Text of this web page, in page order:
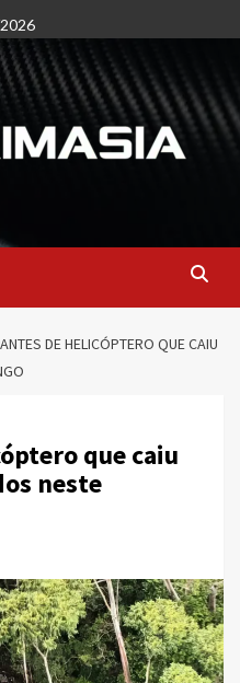
DE HELICÓPTERO QUE CAIU
que caiu
neste